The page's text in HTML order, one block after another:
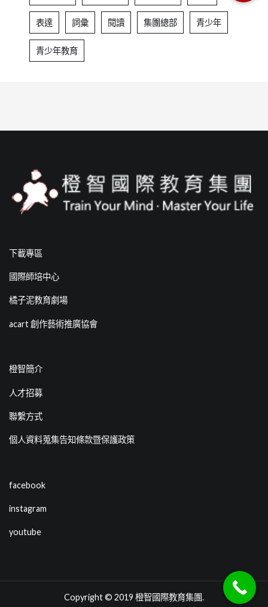
表達 詞彙 閱讀 集團總部 青少年
青少年教育
下載專區
國際師培中心
橘子泥教育劇場
acart 創作藝術推廣協會
橙智簡介
人才招募
聯繫方式
個人資料蒐集告知條款暨保護政策
facebook
instagram
youtube
Copyright © 2019 橙智國際教育集團.